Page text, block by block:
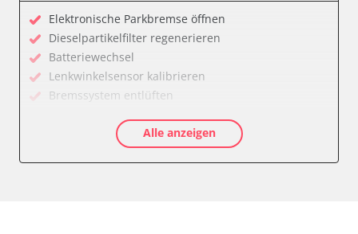
Bordcomputer
CD-Wechsler
Command
Dachbedieneinheit (DBE)
Dämpfungssystem hinten links
Dämpfungssystem hinten rechts
Dämpfungssystem vorne links
Dämpfungssystem vorne rechts
Elektronische Parkbremse öffnen
Dieselpartikelfilter regenerieren
Batteriewechsel
Lenkwinkelsensor kalibrieren
Bremssystem entlüften
Elektronische Parkbremse kalibrieren
Ölservicerückstellung
Alle anzeigen